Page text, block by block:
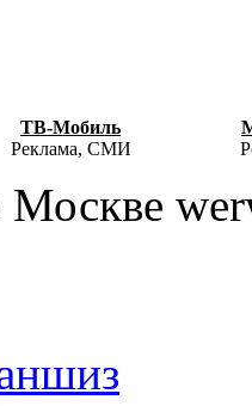
ТВ-Мобиль
Реклама, СМИ